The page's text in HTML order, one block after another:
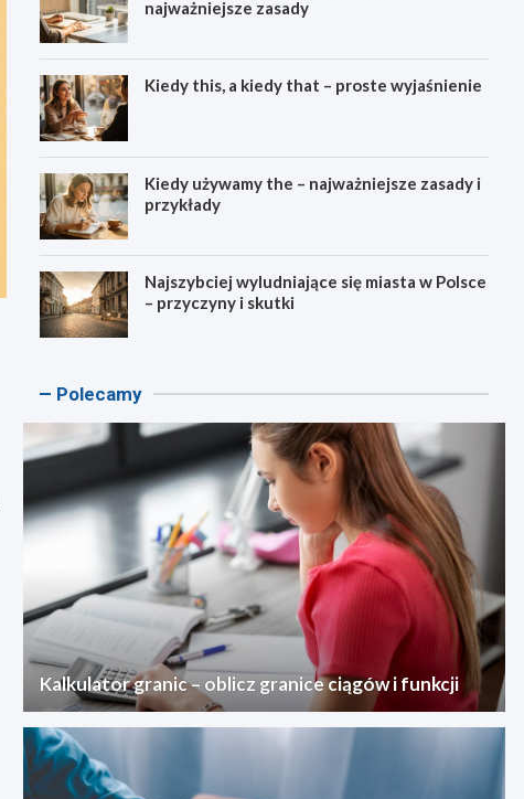
najważniejsze zasady
Kiedy this, a kiedy that – proste wyjaśnienie
Kiedy używamy the – najważniejsze zasady i
przykłady
Najszybciej wyludniające się miasta w Polsce
– przyczyny i skutki
Polecamy
Kalkulator granic – oblicz granice ciągów i funkcji